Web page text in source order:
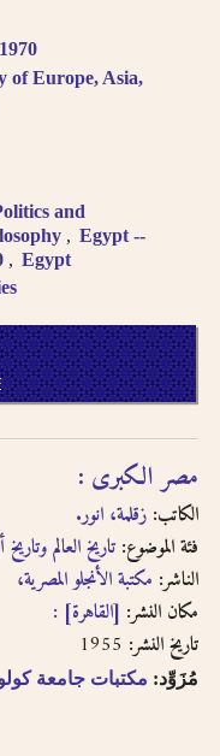
باستخدام طرق مختلفة من
الترجمة الصوتية.
حاول البحث عن
باستخدام طرق مختلفة من
الفرنسية أو باللغة
حاول البحث باستخدام
لا تستعمل الحركة على
الأخير من الكلمة في الترجمة
الصوتية باستثناء حالة التنوين
بالفتحتين
of Europe, Asia,
and
Egypt --
Egypt
مصر الكبرى :
الكاتب: زقلمة، انور.
فئة الموضوع: تاريخ العالم
الناشر: مكتبة الأنجلو المصرية،
مكان النشر: [القاهرة] :
تاريخ النشر:
مُزَوِّد: مكتبات جامعة